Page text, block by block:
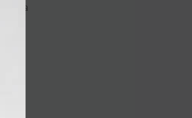
текила